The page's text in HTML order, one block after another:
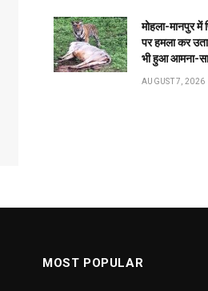
मोहला-मानपुर
पर हमला कर
भी हुआ आमना-
AUGUST 7, 2026
MOST POPULAR